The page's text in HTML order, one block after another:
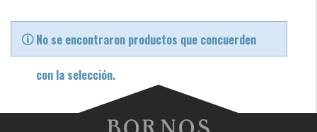
CONTACTO
No se encontraron productos que concuerden
con la selección.